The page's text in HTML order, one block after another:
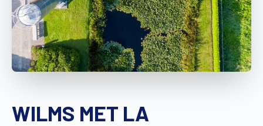
Trouver un revendeur Devis sur mesure
Brochure gratuite
WILMS MET LA